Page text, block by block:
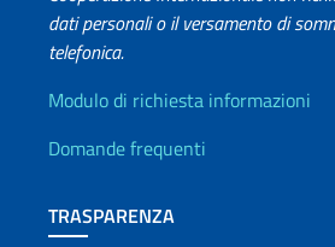
dati personali o il versamento di
telefonica.
Info utili
Modulo di richiesta informazioni
Domande frequenti
TRASPARENZA